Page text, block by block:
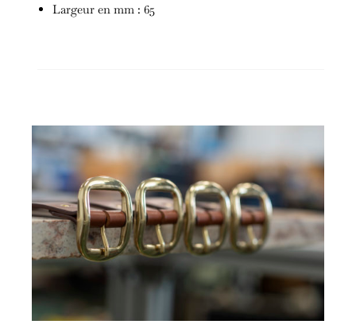
Largeur en mm : 65